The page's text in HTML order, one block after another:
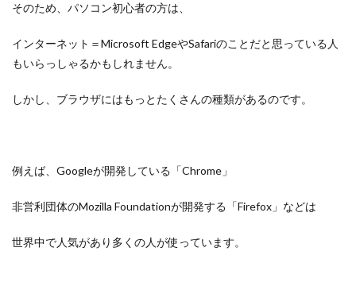
そのため、パソコン初心者の方は、
インターネット＝Microsoft EdgeやSafariのことだと思っている人
もいらっしゃるかもしれません。
しかし、ブラウザにはもっとたくさんの種類があるのです。
例えば、Googleが開発している「Chrome」
非営利団体のMozilla Foundationが開発する「Firefox」などは
世界中で人気があり多くの人が使っています。